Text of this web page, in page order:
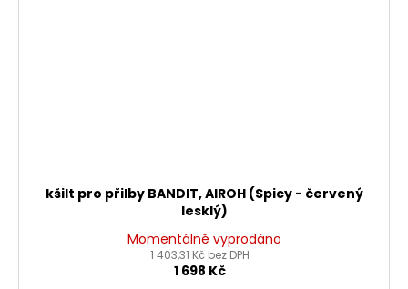
kšilt pro přilby BANDIT, AIROH (Spicy - červený
lesklý)
Momentálně vyprodáno
1 403,31 Kč bez DPH
1 698 Kč